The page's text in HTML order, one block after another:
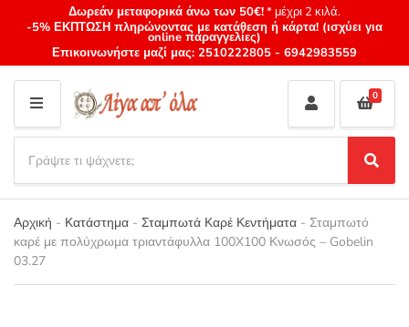
Δωρεάν μεταφορικά άνω των 50€!* μέχρι 2 κιλά.
-5% ΕΚΠΤΩΣΗ πληρώνοντας με κατάθεση ή κάρτα! (ισχύει για
online παραγγελίες)
Επικοινωνήστε μαζί μας: 2510222805 - 6942983559
M
E
N
U
Category
name
a
r
c
h
p
r
S
e
a
c
0
Αρχική - Κατάστημα - Σταμπωτά Καρέ Κεντήματα - Σταμπωτό
καρέ με πολύχρωμα τριαντάφυλλα 100X100 Κνωσός – Gobelin
03.27